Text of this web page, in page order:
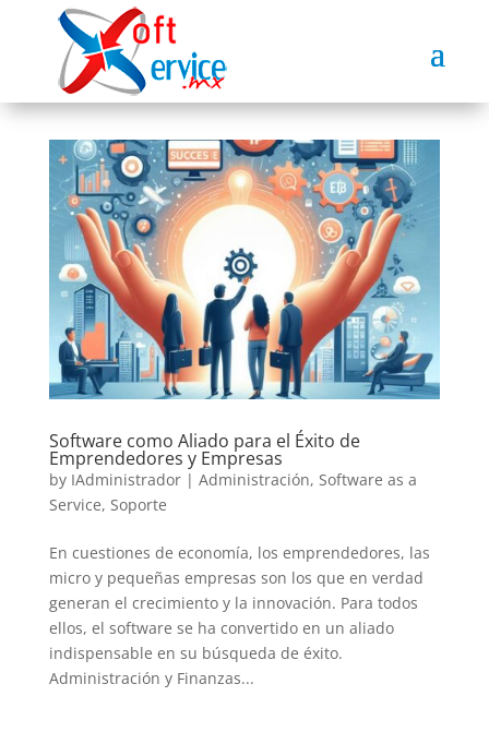
Software como Aliado para el Éxito de
Emprendedores y Empresas
by IAdministrador| Administración, Software as a
Service, Soporte
En cuestiones de economía, los emprendedores, las
micro y pequeñas empresas son los que en verdad
generan el crecimiento y la innovación. Para todos
ellos, el software se ha convertido en un aliado
indispensable en su búsqueda de éxito.
Administración y Finanzas...